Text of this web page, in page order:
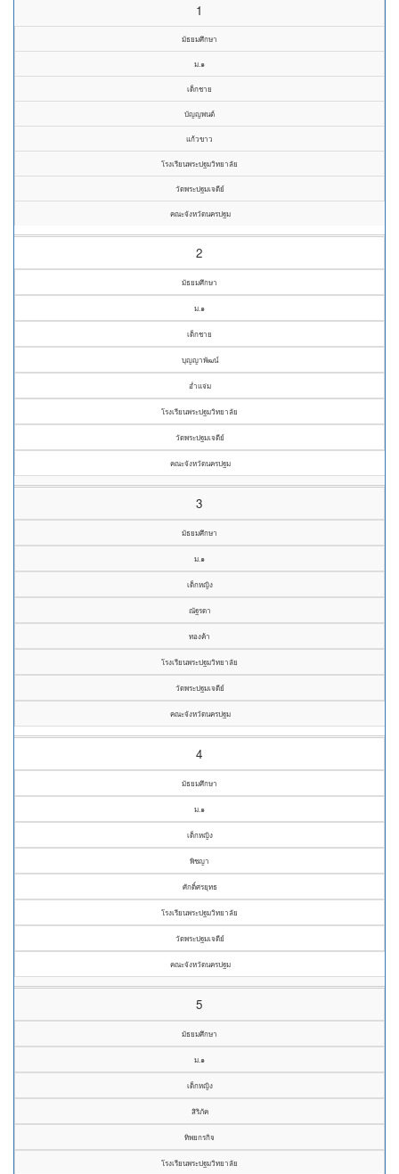
1
มัธยมศึกษา
ม.๑
เด็กชาย
บัญญพนต์
แก้วขาว
โรงเรียนพระปฐมวิทยาลัย
วัดพระปฐมเจดีย์
คณะจังหวัดนครปฐม
2
มัธยมศึกษา
ม.๑
เด็กชาย
บุญญาพัฒน์
อ่ำแจ่ม
โรงเรียนพระปฐมวิทยาลัย
วัดพระปฐมเจดีย์
คณะจังหวัดนครปฐม
3
มัธยมศึกษา
ม.๑
เด็กหญิง
ณัฐรดา
ทองค้า
โรงเรียนพระปฐมวิทยาลัย
วัดพระปฐมเจดีย์
คณะจังหวัดนครปฐม
4
มัธยมศึกษา
ม.๑
เด็กหญิง
พิชญา
ศักดิ์ศรยุทธ
โรงเรียนพระปฐมวิทยาลัย
วัดพระปฐมเจดีย์
คณะจังหวัดนครปฐม
5
มัธยมศึกษา
ม.๑
เด็กหญิง
สิริภัค
ทิพยกรกิจ
โรงเรียนพระปฐมวิทยาลัย